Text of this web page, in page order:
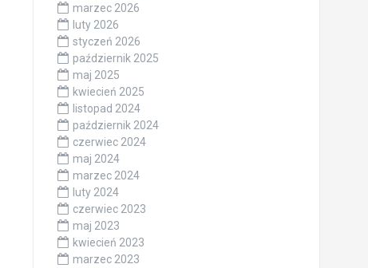
marzec 2026
luty 2026
styczeń 2026
październik 2025
maj 2025
kwiecień 2025
listopad 2024
październik 2024
czerwiec 2024
maj 2024
marzec 2024
luty 2024
czerwiec 2023
maj 2023
kwiecień 2023
marzec 2023